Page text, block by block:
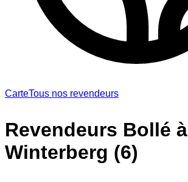
CarteTous nos revendeurs
Revendeurs Bollé à
Winterberg (6)